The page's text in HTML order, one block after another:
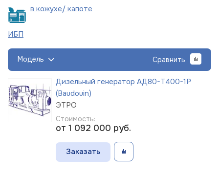
в кожухе/ капоте
ИБП
Модель Сравнить
Дизельный генератор АД80-Т400-1Р
(Baudouin)
ЭТРО
Стоимость:
от 1 092 000 руб.
Заказать